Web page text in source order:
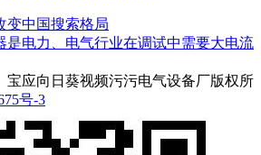
变中国搜索格局
电力、电气行业在调试中需要大电流
宝应向日葵视频污污电气设备厂版权所
号-3